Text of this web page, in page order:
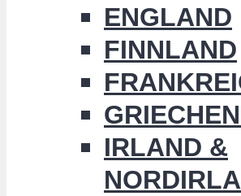
ENGLAND
FINNLAND
IRLAND &